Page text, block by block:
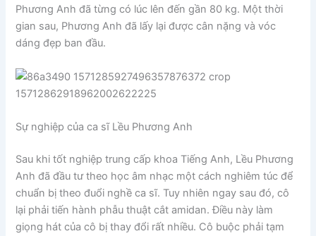
Phương Anh đã từng có lúc lên đến gần 80 kg. Một thời
gian sau, Phương Anh đã lấy lại được cân nặng và vóc
dáng đẹp ban đầu.
Sự nghiệp của ca sĩ Lều Phương Anh
Sau khi tốt nghiệp trung cấp khoa Tiếng Anh, Lều Phương
Anh đã đầu tư theo học âm nhạc một cách nghiêm túc để
chuẩn bị theo đuổi nghề ca sĩ. Tuy nhiên ngay sau đó, cô
lại phải tiến hành phẫu thuật cắt amidan. Điều này làm
giọng hát của cô bị thay đổi rất nhiều. Cô buộc phải tạm